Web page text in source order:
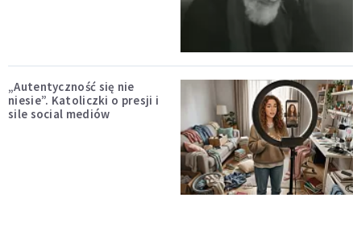
„Autentyczność się nie
niesie”. Katoliczki o presji i
sile social mediów